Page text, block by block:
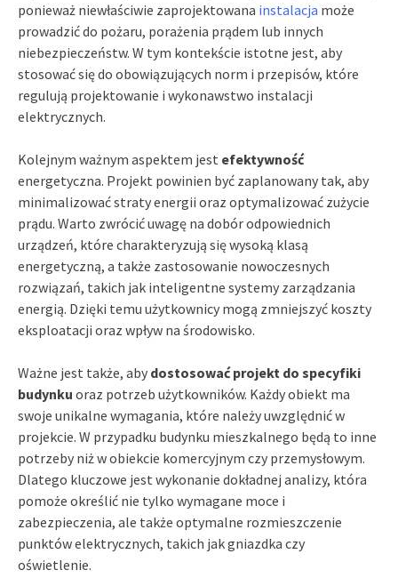
ponieważ niewłaściwie zaprojektowana instalacja może
prowadzić do pożaru, porażenia prądem lub innych
niebezpieczeństw. W tym kontekście istotne jest, aby
stosować się do obowiązujących norm i przepisów, które
regulują projektowanie i wykonawstwo instalacji
elektrycznych.
Kolejnym ważnym aspektem jest efektywność
energetyczna. Projekt powinien być zaplanowany tak, aby
minimalizować straty energii oraz optymalizować zużycie
prądu. Warto zwrócić uwagę na dobór odpowiednich
urządzeń, które charakteryzują się wysoką klasą
energetyczną, a także zastosowanie nowoczesnych
rozwiązań, takich jak inteligentne systemy zarządzania
energią. Dzięki temu użytkownicy mogą zmniejszyć koszty
eksploatacji oraz wpływ na środowisko.
Ważne jest także, aby dostosować projekt do specyfiki
budynku oraz potrzeb użytkowników. Każdy obiekt ma
swoje unikalne wymagania, które należy uwzględnić w
projekcie. W przypadku budynku mieszkalnego będą to inne
potrzeby niż w obiekcie komercyjnym czy przemysłowym.
Dlatego kluczowe jest wykonanie dokładnej analizy, która
pomoże określić nie tylko wymagane moce i
zabezpieczenia, ale także optymalne rozmieszczenie
punktów elektrycznych, takich jak gniazdka czy
oświetlenie.